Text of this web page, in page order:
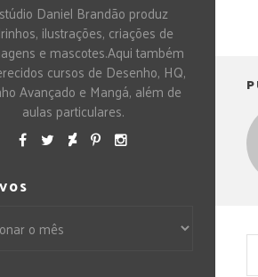
Daniel Brandão produz
ilustrações, criações de
e mascotes.Aqui também
cursos de Desenho, HQ,
Avançado e Mangá, além de
aulas particulares.